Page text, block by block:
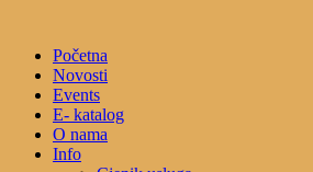
Početna
Novosti
Events
E- katalog
O nama
Info